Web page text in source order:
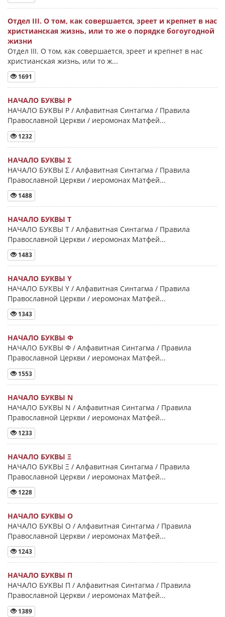
Отдел III. О том, как совершается, зреет и крепнет в нас
христианская жизнь, или то же о порядке богоугодной
жизни
Отдел III. О том, как совершается, зреет и крепнет в нас
христианская жизнь, или то ж...
1691
НАЧАЛО БУКВЫ Ρ
НАЧАЛО БУКВЫ Ρ / Алфавитная Синтагма / Правила
Православной Церкви / иеромонах Матфей...
1232
НАЧАЛО БУКВЫ Σ
НАЧАЛО БУКВЫ Σ / Алфавитная Синтагма / Правила
Православной Церкви / иеромонах Матфей...
1488
НАЧАЛО БУКВЫ Τ
НАЧАЛО БУКВЫ Τ / Алфавитная Синтагма / Правила
Православной Церкви / иеромонах Матфей...
1483
НАЧАЛО БУКВЫ Y
НАЧАЛО БУКВЫ Y / Алфавитная Синтагма / Правила
Православной Церкви / иеромонах Матфей...
1343
НАЧАЛО БУКВЫ Φ
НАЧАЛО БУКВЫ Φ / Алфавитная Синтагма / Правила
Православной Церкви / иеромонах Матфей...
1553
НАЧАЛО БУКВЫ Ν
НАЧАЛО БУКВЫ Ν / Алфавитная Синтагма / Правила
Православной Церкви / иеромонах Матфей...
1233
НАЧАЛО БУКВЫ Ξ
НАЧАЛО БУКВЫ Ξ / Алфавитная Синтагма / Правила
Православной Церкви / иеромонах Матфей...
1228
НАЧАЛО БУКВЫ Ο
НАЧАЛО БУКВЫ Ο / Алфавитная Синтагма / Правила
Православной Церкви / иеромонах Матфей...
1243
НАЧАЛО БУКВЫ Π
НАЧАЛО БУКВЫ Π / Алфавитная Синтагма / Правила
Православной Церкви / иеромонах Матфей...
1389